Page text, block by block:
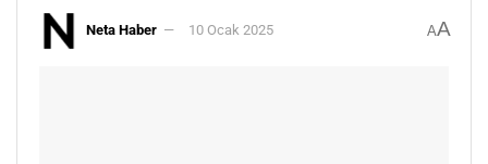
Neta Haber 10 Ocak 2025 AA